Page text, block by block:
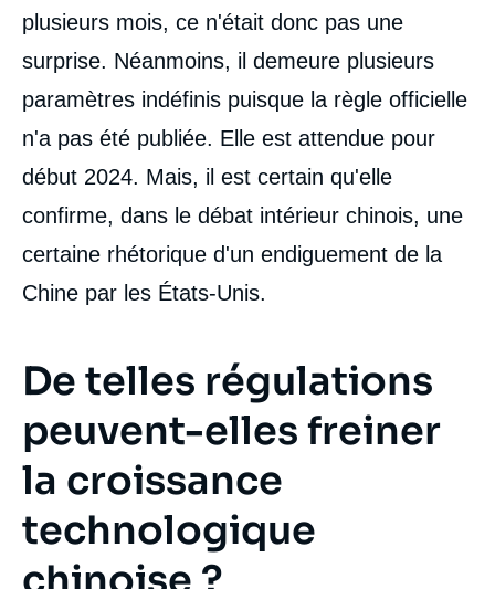
plusieurs mois, ce n'était donc pas une
surprise. Néanmoins, il demeure plusieurs
paramètres indéfinis puisque la règle officielle
n'a pas été publiée. Elle est attendue pour
début 2024. Mais, il est certain qu'elle
confirme, dans le débat intérieur chinois, une
certaine rhétorique d'un endiguement de la
Chine par les États-Unis.
De telles régulations
peuvent-elles freiner
la croissance
technologique